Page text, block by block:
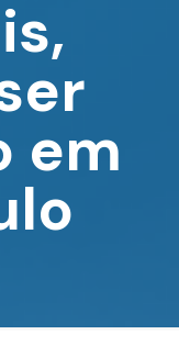
em